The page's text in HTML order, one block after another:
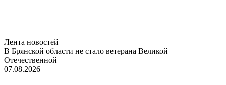
Лента новостей
В Брянской области не стало ветерана Великой
Отечественной
07.08.2026